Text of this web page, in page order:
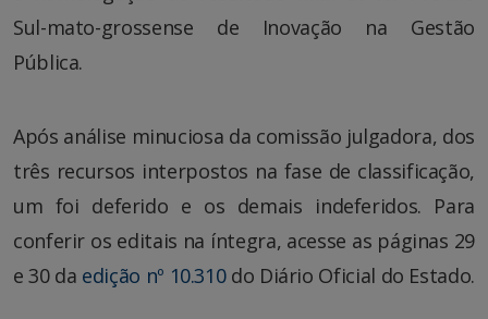
Sul-mato-grossense de Inovação na Gestão
Pública.
Após análise minuciosa da comissão julgadora, dos
três recursos interpostos na fase de classificação,
um foi deferido e os demais indeferidos. Para
conferir os editais na íntegra, acesse as páginas 29
e 30 da edição nº 10.310do Diário Oficial do Estado.